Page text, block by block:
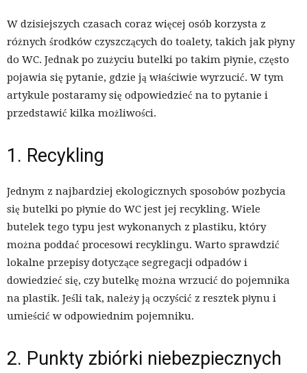
W dzisiejszych czasach coraz więcej osób korzysta z
różnych środków czyszczących do toalety, takich jak płyny
do WC. Jednak po zużyciu butelki po takim płynie, często
pojawia się pytanie, gdzie ją właściwie wyrzucić. W tym
artykule postaramy się odpowiedzieć na to pytanie i
przedstawić kilka możliwości.
1. Recykling
Jednym z najbardziej ekologicznych sposobów pozbycia
się butelki po płynie do WC jest jej recykling. Wiele
butelek tego typu jest wykonanych z plastiku, który
można poddać procesowi recyklingu. Warto sprawdzić
lokalne przepisy dotyczące segregacji odpadów i
dowiedzieć się, czy butelkę można wrzucić do pojemnika
na plastik. Jeśli tak, należy ją oczyścić z resztek płynu i
umieścić w odpowiednim pojemniku.
2. Punkty zbiórki niebezpiecznych